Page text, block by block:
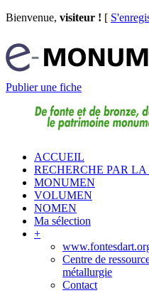
Bienvenue, visiteur ! [
Publier une fiche
ACCUEIL
RECHERCHE PAR LA
MONUMEN
VOLUMEN
NOMEN
Ma sélection
+
Centre de
métallurgie
Contact